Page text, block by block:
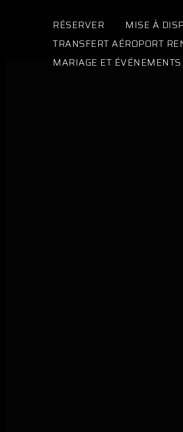
RÉSERVER MISE À
TRANSFERT AÉROPORT
MARIAGE ET